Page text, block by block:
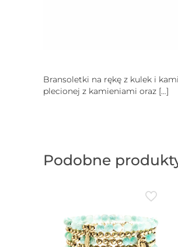
Bransoletki na rękę z kulek i
plecionej z kamieniami oraz […]
Podobne